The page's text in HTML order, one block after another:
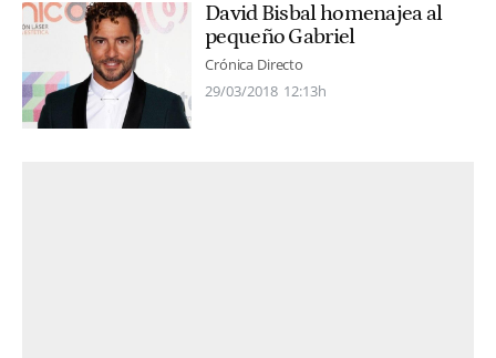
David Bisbal homenajea al
pequeño Gabriel
Crónica Directo
29/03/2018 12:13h